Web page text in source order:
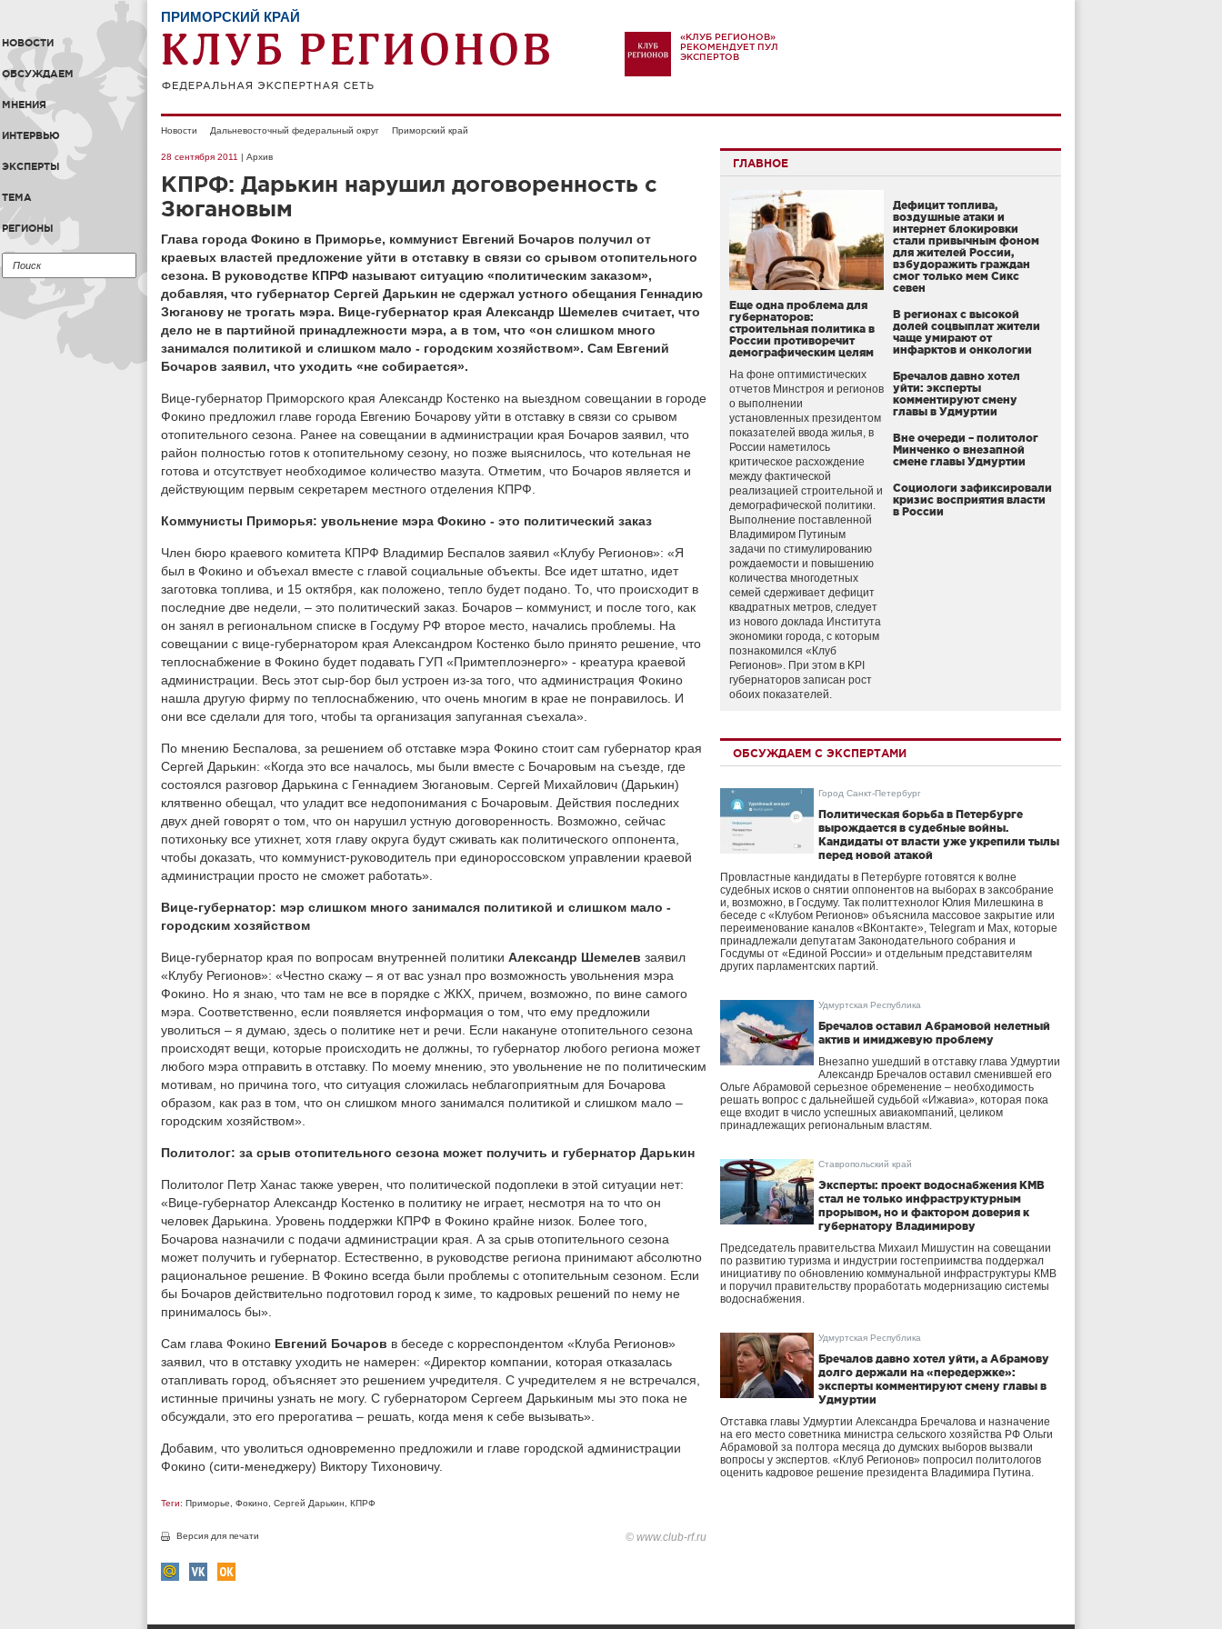
НОВОСТИ
ОБСУЖДАЕМ
МНЕНИЯ
ИНТЕРВЬЮ
ЭКСПЕРТЫ
ТЕМА
РЕГИОНЫ
ПРИМОРСКИЙ КРАЙ
«КЛУБ РЕГИОНОВ»
РЕКОМЕНДУЕТ ПУЛ
ЭКСПЕРТОВ
Новости Дальневосточный федеральный округ Приморский край
28 сентября 2011 | Архив
КПРФ: Дарькин нарушил договоренность с
Зюгановым
Глава города Фокино в Приморье, коммунист Евгений Бочаров получил от
краевых властей предложение уйти в отставку в связи со срывом отопительного
сезона. В руководстве КПРФ называют ситуацию «политическим заказом»,
добавляя, что губернатор Сергей Дарькин не сдержал устного обещания Геннадию
Зюганову не трогать мэра. Вице-губернатор края Александр Шемелев считает, что
дело не в партийной принадлежности мэра, а в том, что «он слишком много
занимался политикой и слишком мало - городским хозяйством». Сам Евгений
Бочаров заявил, что уходить «не собирается».
Вице-губернатор Приморского края Александр Костенко на выездном совещании в городе
Фокино предложил главе города Евгению Бочарову уйти в отставку в связи со срывом
отопительного сезона. Ранее на совещании в администрации края Бочаров заявил, что
район полностью готов к отопительному сезону, но позже выяснилось, что котельная не
готова и отсутствует необходимое количество мазута. Отметим, что Бочаров является и
действующим первым секретарем местного отделения КПРФ.
Коммунисты Приморья: увольнение мэра Фокино - это политический заказ
Член бюро краевого комитета КПРФ Владимир Беспалов заявил «Клубу Регионов»: «Я
был в Фокино и объехал вместе с главой социальные объекты. Все идет штатно, идет
заготовка топлива, и 15 октября, как положено, тепло будет подано. То, что происходит в
последние две недели, – это политический заказ. Бочаров – коммунист, и после того, как
он занял в региональном списке в Госдуму РФ второе место, начались проблемы. На
совещании с вице-губернатором края Александром Костенко было принято решение, что
теплоснабжение в Фокино будет подавать ГУП «Примтеплоэнерго» - креатура краевой
администрации. Весь этот сыр-бор был устроен из-за того, что администрация Фокино
нашла другую фирму по теплоснабжению, что очень многим в крае не понравилось. И
они все сделали для того, чтобы та организация запуганная съехала».
По мнению Беспалова, за решением об отставке мэра Фокино стоит сам губернатор края
Сергей Дарькин: «Когда это все началось, мы были вместе с Бочаровым на съезде, где
состоялся разговор Дарькина с Геннадием Зюгановым. Сергей Михайлович (Дарькин)
клятвенно обещал, что уладит все недопонимания с Бочаровым. Действия последних
двух дней говорят о том, что он нарушил устную договоренность. Возможно, сейчас
потихоньку все утихнет, хотя главу округа будут сживать как политического оппонента,
чтобы доказать, что коммунист-руководитель при единороссовском управлении краевой
администрации просто не сможет работать».
Вице-губернатор: мэр слишком много занимался политикой и слишком мало -
городским хозяйством
Вице-губернатор края по вопросам внутренней политики Александр Шемелев заявил
«Клубу Регионов»: «Честно скажу – я от вас узнал про возможность увольнения мэра
Фокино. Но я знаю, что там не все в порядке с ЖКХ, причем, возможно, по вине самого
мэра. Соответственно, если появляется информация о том, что ему предложили
уволиться – я думаю, здесь о политике нет и речи. Если накануне отопительного сезона
происходят вещи, которые происходить не должны, то губернатор любого региона может
любого мэра отправить в отставку. По моему мнению, это увольнение не по политическим
мотивам, но причина того, что ситуация сложилась неблагоприятным для Бочарова
образом, как раз в том, что он слишком много занимался политикой и слишком мало –
городским хозяйством».
Политолог: за срыв отопительного сезона может получить и губернатор Дарькин
Политолог Петр Ханас также уверен, что политической подоплеки в этой ситуации нет:
«Вице-губернатор Александр Костенко в политику не играет, несмотря на то что он
человек Дарькина. Уровень поддержки КПРФ в Фокино крайне низок. Более того,
Бочарова назначили с подачи администрации края. А за срыв отопительного сезона
может получить и губернатор. Естественно, в руководстве региона принимают абсолютно
рациональное решение. В Фокино всегда были проблемы с отопительным сезоном. Если
бы Бочаров действительно подготовил город к зиме, то кадровых решений по нему не
принималось бы».
Сам глава Фокино Евгений Бочаров в беседе с корреспондентом «Клуба Регионов»
заявил, что в отставку уходить не намерен: «Директор компании, которая отказалась
отапливать город, объясняет это решением учредителя. С учредителем я не встречался,
истинные причины узнать не могу. С губернатором Сергеем Дарькиным мы это пока не
обсуждали, это его прерогатива – решать, когда меня к себе вызывать».
Добавим, что уволиться одновременно предложили и главе городской администрации
Фокино (сити-менеджеру) Виктору Тихоновичу.
Теги: Приморье Фокино Сергей Дарькин КПРФ
Версия для печати © www.club-rf.ru
ГЛАВНОЕ
Еще одна проблема для
губернаторов:
строительная политика в
России противоречит
демографическим целям
На фоне оптимистических
отчетов Минстроя и регионов
о выполнении
установленных президентом
показателей ввода жилья, в
России наметилось
критическое расхождение
между фактической
реализацией строительной и
демографической политики.
Выполнение поставленной
Владимиром Путиным
задачи по стимулированию
рождаемости и повышению
количества многодетных
семей сдерживает дефицит
квадратных метров, следует
из нового доклада Института
экономики города, с которым
познакомился «Клуб
Регионов». При этом в KPI
губернаторов записан рост
обоих показателей.
Дефицит топлива,
воздушные атаки и
интернет блокировки
стали привычным фоном
для жителей России,
взбудоражить граждан
смог только мем Сикс
севен
В регионах с высокой
долей соцвыплат жители
чаще умирают от
инфарктов и онкологии
Бречалов давно хотел
уйти: эксперты
комментируют смену
главы в Удмуртии
Вне очереди – политолог
Минченко о внезапной
смене главы Удмуртии
Социологи зафиксировали
кризис восприятия власти
в России
ОБСУЖДАЕМ С ЭКСПЕРТАМИ
Город Санкт-Петербург
Политическая борьба в Петербурге
вырождается в судебные войны.
Кандидаты от власти уже укрепили тылы
перед новой атакой
Провластные кандидаты в Петербурге готовятся к волне
судебных исков о снятии оппонентов на выборах в заксобрание
и, возможно, в Госдуму. Так политтехнолог Юлия Милешкина в
беседе с «Клубом Регионов» объяснила массовое закрытие или
переименование каналов «ВКонтакте», Telegram и Max, которые
принадлежали депутатам Законодательного собрания и
Госдумы от «Единой России» и отдельным представителям
других парламентских партий.
Удмуртская Республика
Бречалов оставил Абрамовой нелетный
актив и имиджевую проблему
Внезапно ушедший в отставку глава Удмуртии
Александр Бречалов оставил сменившей его
Ольге Абрамовой серьезное обременение – необходимость
решать вопрос с дальнейшей судьбой «Ижавиа», которая пока
еще входит в число успешных авиакомпаний, целиком
принадлежащих региональным властям.
Ставропольский край
Эксперты: проект водоснабжения КМВ
стал не только инфраструктурным
прорывом, но и фактором доверия к
губернатору Владимирову
Председатель правительства Михаил Мишустин на совещании
по развитию туризма и индустрии гостеприимства поддержал
инициативу по обновлению коммунальной инфраструктуры КМВ
и поручил правительству проработать модернизацию системы
водоснабжения.
Удмуртская Республика
Бречалов давно хотел уйти, а Абрамову
долго держали на «передержке»:
эксперты комментируют смену главы в
Удмуртии
Отставка главы Удмуртии Александра Бречалова и назначение
на его место советника министра сельского хозяйства РФ Ольги
Абрамовой за полтора месяца до думских выборов вызвали
вопросы у экспертов. «Клуб Регионов» попросил политологов
оценить кадровое решение президента Владимира Путина.